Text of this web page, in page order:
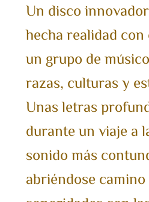
Un disco
hecha realidad
un grupo de
razas, culturas y
Unas letras
durante un viaje a
sonido más
abriéndose